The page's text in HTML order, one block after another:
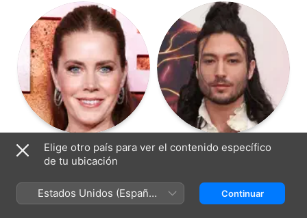
Amy Adams
Lois Lane
Ezra Miller
Barry Allen/The Flash
Elige otro país para ver el contenido específico
de tu ubicación
Estados Unidos (Español
México)
Continuar